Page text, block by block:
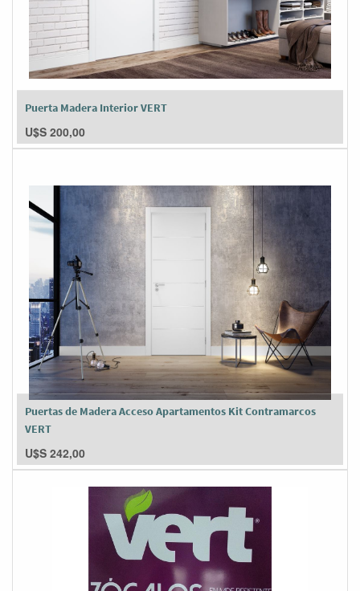
Puerta Madera Interior VERT
U$S 200,00
Puertas de Madera Acceso Apartamentos Kit Contramarcos
VERT
U$S 242,00